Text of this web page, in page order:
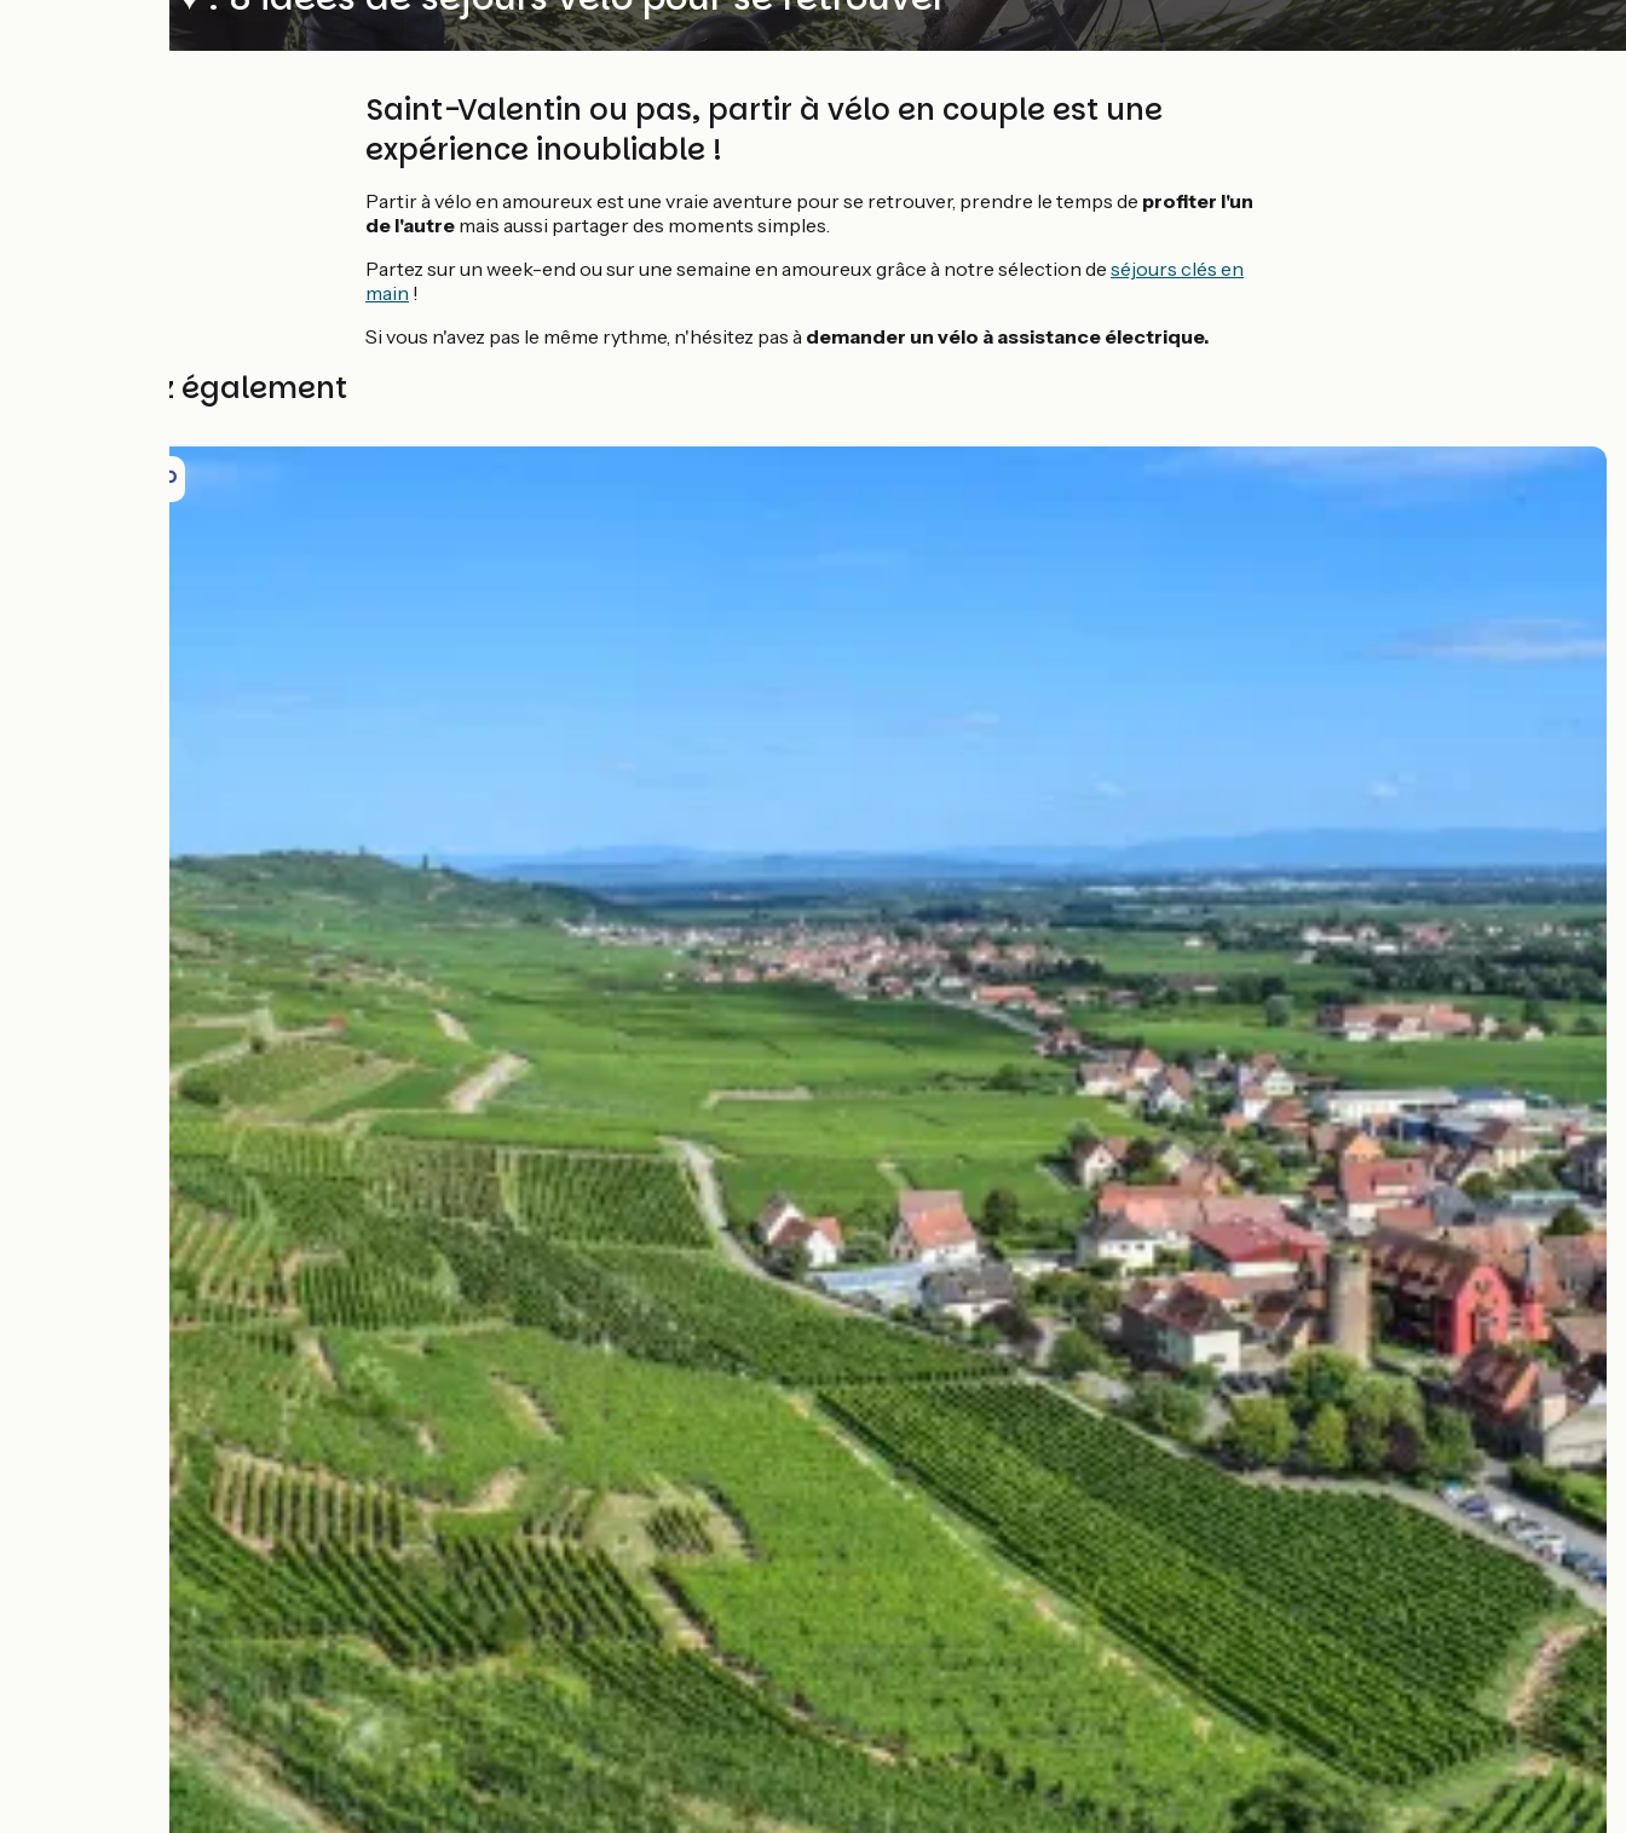
Saint-Valentin ou pas, partir à vélo en couple est une
expérience inoubliable !
Partir à vélo en amoureux est une vraie aventure pour se retrouver, prendre le temps de profiter l'un
de l'autre mais aussi partager des moments simples.
Partez sur un week-end ou sur une semaine en amoureux grâce à notre sélection de séjours clés en
main !
Si vous n'avez pas le même rythme, n'hésitez pas à demander un vélo à assistance électrique.
Découvrez également